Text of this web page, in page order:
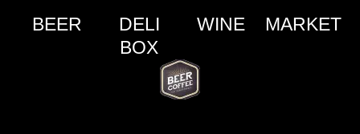
BEER
DELI
BOX
WINE MARKET